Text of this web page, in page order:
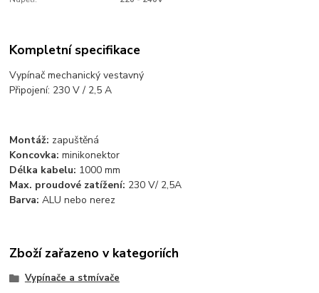
Kompletní specifikace
Vypínač mechanický vestavný
Připojení: 230 V / 2,5 A
Montáž: zapuštěná
Koncovka: minikonektor
Délka kabelu: 1000 mm
Max. proudové zatížení: 230 V/ 2,5A
Barva: ALU nebo nerez
Zboží zařazeno v kategoriích
Vypínače a stmívače